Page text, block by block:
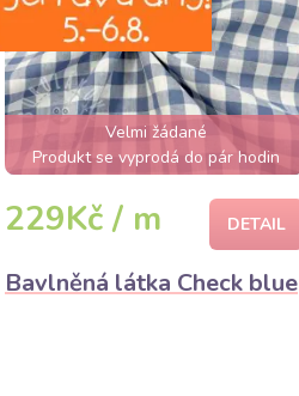
Velmi žádané
Produkt se vyprodá do pár hodin
229Kč / m DETAIL
Bavlněná látka Check blue